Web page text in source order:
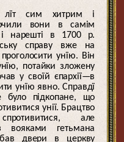
лїт сим хитрим і
вони в самім
і нарешті в 1700 р.
справу вже на
унїю. Він
потайки зложену
у своїй єпархії—в
унїю явно. Справдї
було підкопане, що
унії. Брацтво
але
гетьмана
двери в церкву